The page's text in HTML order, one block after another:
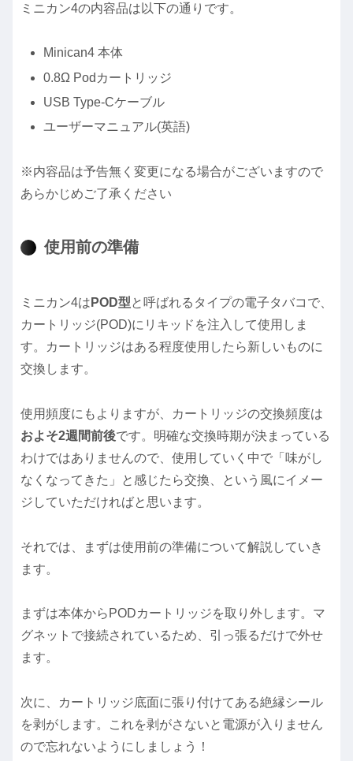
ミニカン4の内容品は以下の通りです。
Minican4 本体
0.8Ω Podカートリッジ
USB Type-Cケーブル
ユーザーマニュアル(英語)
※内容品は予告無く変更になる場合がございますので
あらかじめご了承ください
使用前の準備
ミニカン4は POD型と呼ばれるタイプの電子タバコで、
カートリッジ(POD)にリキッドを注入して使用しま
す。カートリッジはある程度使用したら新しいものに
交換します。
使用頻度にもよりますが、カートリッジの交換頻度は
およそ2週間前後です。明確な交換時期が決まっている
わけではありませんので、使用していく中で「味がし
なくなってきた」と感じたら交換、という風にイメー
ジしていただければと思います。
それでは、まずは使用前の準備について解説していき
ます。
まずは本体からPODカートリッジを取り外します。マ
グネットで接続されているため、引っ張るだけで外せ
ます。
次に、カートリッジ底面に張り付けてある絶縁シール
を剥がします。これを剥がさないと電源が入りません
ので忘れないようにしましょう！